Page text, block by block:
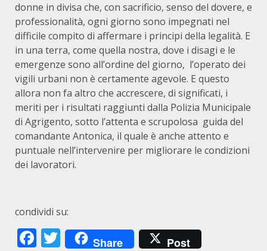
donne in divisa che, con sacrificio, senso del dovere, e
professionalità, ogni giorno sono impegnati nel
difficile compito di affermare i principi della legalità. E
in una terra, come quella nostra, dove i disagi e le
emergenze sono all’ordine del giorno, l’operato dei
vigili urbani non è certamente agevole. E questo
allora non fa altro che accrescere, di significati, i
meriti per i risultati raggiunti dalla Polizia Municipale
di Agrigento, sotto l’attenta e scrupolosa guida del
comandante Antonica, il quale è anche attento e
puntuale nell’intervenire per migliorare le condizioni
dei lavoratori.
condividi su:
Facebook
Twitter
Share Post